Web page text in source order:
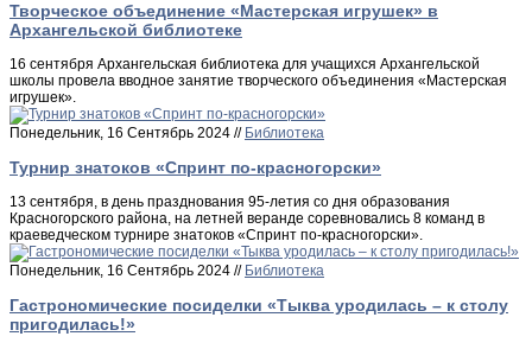
Творческое объединение «Мастерская игрушек» в
Архангельской библиотеке
16 сентября Архангельская библиотека для учащихся Архангельской
школы провела вводное занятие творческого объединения «Мастерская
игрушек».
Понедельник, 16 Сентябрь 2024 // Библиотека
Турнир знатоков «Спринт по-красногорски»
13 сентября, в день празднования 95-летия со дня образования
Красногорского района, на летней веранде соревновались 8 команд в
краеведческом турнире знатоков «Спринт по-красногорски».
Понедельник, 16 Сентябрь 2024 // Библиотека
Гастрономические посиделки «Тыква уродилась – к столу
пригодилась!»